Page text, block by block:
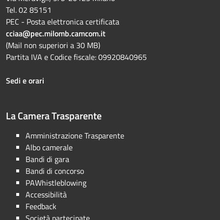
Tel. 02 85151
PEC - Posta elettronica certificata
cciaa@pec.milomb.camcom.it
(Mail non superiori a 30 MB)
Partita IVA e Codice fiscale: 09920840965
Sedi e orari
La Camera Trasparente
Amministrazione Trasparente
Albo camerale
Bandi di gara
Bandi di concorso
PAWhistleblowing
Accessibilità
Feedback